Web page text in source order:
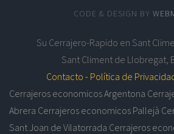
CODE & DESIGN BY
Su Cerrajero-Rapido en Sant
Sant Climent de Llobregat,
Contacto - Política de
Cerrajeros economicos Argentona
Abrera Cerrajeros economicos Pallejà
Sant Joan de Vilatorrada Cerrajeros